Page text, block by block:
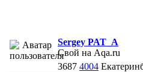
Sergey PAT_A
Свой на Aqa.ru
3687 4004